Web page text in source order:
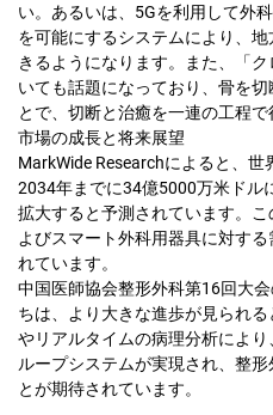
い。あるいは、5Gを利用して外
を可能にするシステムにより、
きるようになります。また、「
いても話題になっており、骨を
とで、切断と治癒を一連の工程で
市場の成長と将来展望
MarkWide Researchによると、
2034年までに34億5000万米ドル
拡大すると予測されています。
よびスマート外科用器具に対す
れています。
中国医師協会整形外科第16回大
ちは、より大きな進歩が見られ
やリアルタイムの病理分析によ
ループシステムが実現され、整
とが期待されています。